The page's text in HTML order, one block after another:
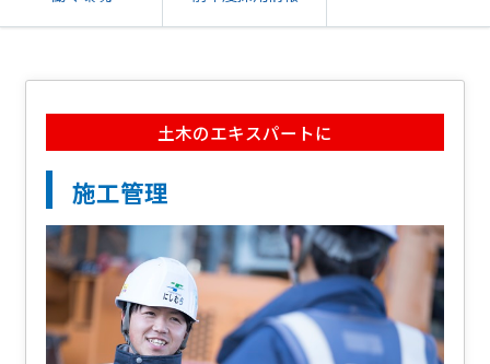
施工管理
土木のエキスパートに